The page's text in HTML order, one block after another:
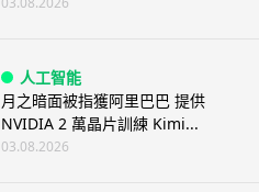
人工智能
月之暗面被指獲阿里巴巴 提供
NVIDIA 2 萬晶片訓練 Kimi...
03.08.2026